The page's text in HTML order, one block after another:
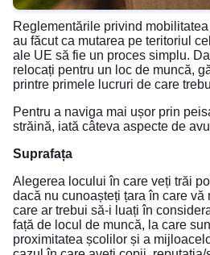
Reglementările privind
au făcut ca mutarea pe teritoriul
ale UE să fie un proces simplu.
relocați pentru un loc de muncă,
printre primele lucruri de care
Pentru a naviga mai ușor prin
străină, iată câteva aspecte de
Suprafața
Alegerea locului în care veți trăi
dacă nu cunoașteți țara în care vă
care ar trebui să-i luați în
față de locul de muncă, la care
proximitatea școlilor și a